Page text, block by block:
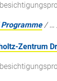
/…
Zentrum